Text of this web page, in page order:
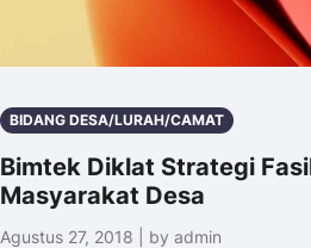
BIDANG DESA/LURAH/CAMAT
Bimtek Diklat Strategi
Masyarakat Desa
Agustus 27, 2018 | by admin